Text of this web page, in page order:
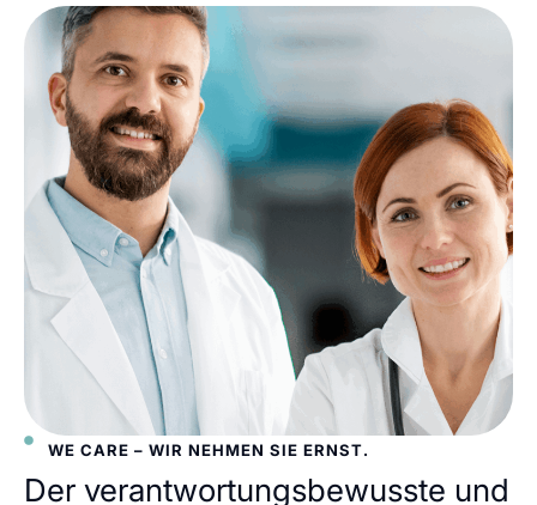
WE CARE – WIR NEHMEN SIE ERNST.
Der verantwortungsbewusste und